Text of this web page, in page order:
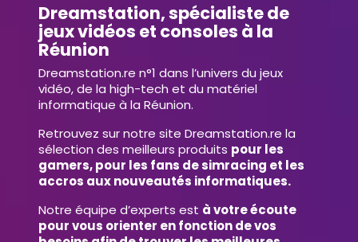
Dreamstation, spécialiste de
jeux vidéos et consoles à la
Réunion
Dreamstation.re n°1 dans l’univers du jeux
vidéo, de la high-tech et du matériel
informatique à la Réunion.
Retrouvez sur notre site Dreamstation.re la
sélection des meilleurs produits pour les
gamers, pour les fans de simracing et les
accros aux nouveautés informatiques.
Notre équipe d’experts est à votre écoute
pour vous orienter en fonction de vos